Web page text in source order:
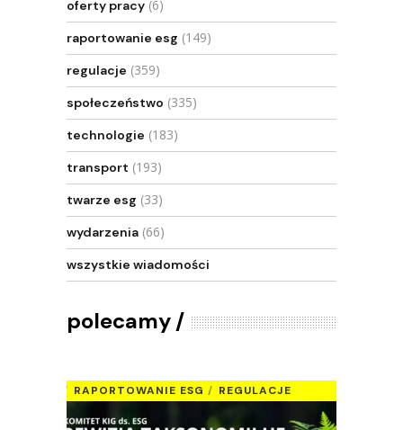
oferty pracy (6)
raportowanie esg (149)
regulacje (359)
społeczeństwo (335)
technologie (183)
transport (193)
twarze esg (33)
wydarzenia (66)
wszystkie wiadomości
polecamy
RAPORTOWANIE ESG REGULACJE